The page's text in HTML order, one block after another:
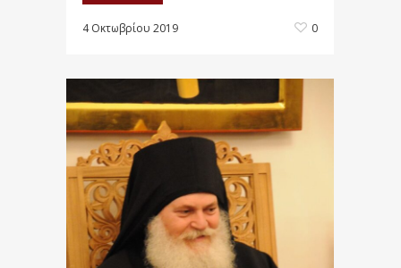
4 Οκτωβρίου 2019 0